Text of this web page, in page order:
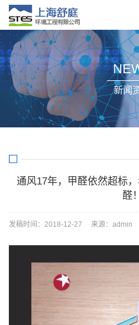
新闻
通风17年，甲醛依然超标
醛！
发稿时间：2018-12-27 来源：admin